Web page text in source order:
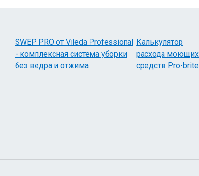
SWEP PRO от Vileda Professional
- комплексная система уборки
без ведра и отжима
Калькулятор
расхода моющих
средств Pro-brite